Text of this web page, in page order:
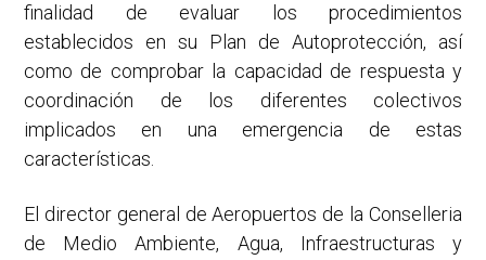
finalidad de evaluar los procedimientos
establecidos en su Plan de Autoprotección, así
como de comprobar la capacidad de respuesta y
coordinación de los diferentes colectivos
implicados en una emergencia de estas
características.
El director general de Aeropuertos de la Conselleria
de Medio Ambiente, Agua, Infraestructuras y